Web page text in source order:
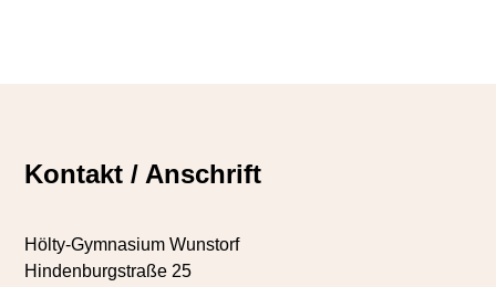
Kontakt / Anschrift
Hölty-Gymnasium Wunstorf
Hindenburgstraße 25